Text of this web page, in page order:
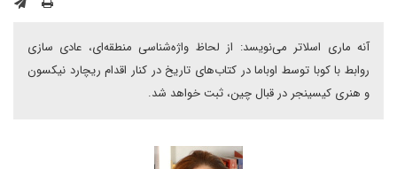
آنه ماری اسلاتر می‌نویسد: از لحاظ واژه‌شناسی منطقه‌ای، عادی سازی
روابط با کوبا توسط اوباما در کتاب‌های تاریخ در کنار اقدام ریچارد نیکسون
و هنری کیسینجر در قبال چین، ثبت خواهد شد.